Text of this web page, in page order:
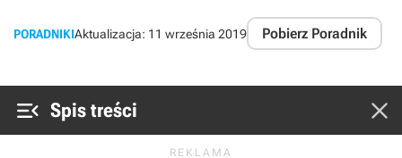
PORADNIKIAktualizacja: 11 września 2019 Pobierz Poradnik
 Spis treści 